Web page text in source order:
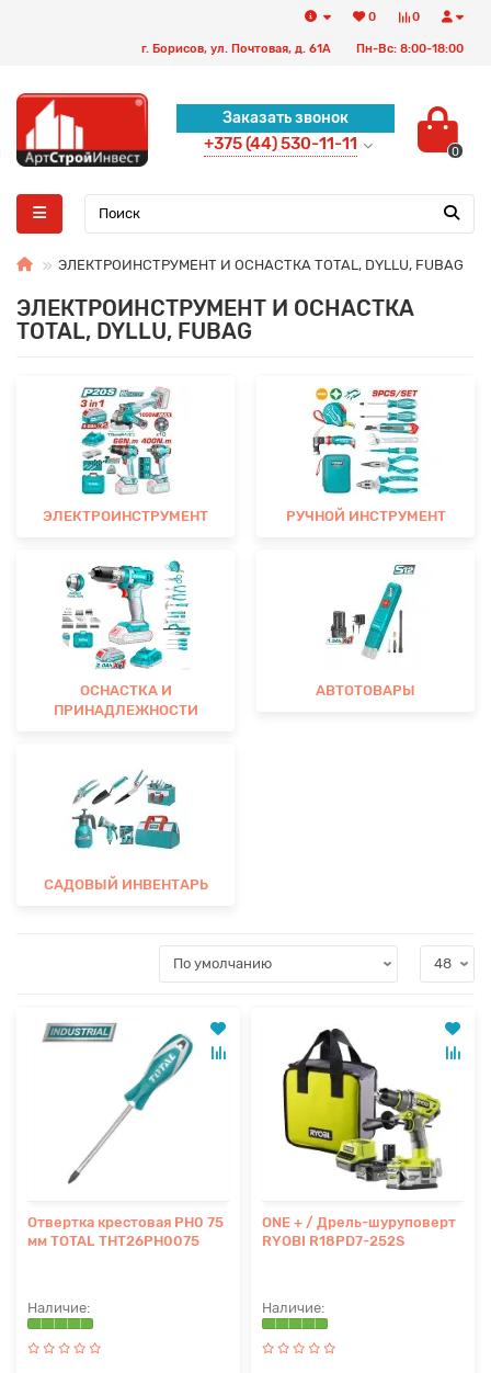
0
0
г. Борисов, ул. Почтовая, д. 61А Пн-Вс: 8:00-18:00
Заказать звонок
+375 (44) 530-11-11 0
ЭЛЕКТРОИНСТРУМЕНТ И ОСНАСТКА TOTAL, DYLLU, FUBAG
ЭЛЕКТРОИНСТРУМЕНТ И ОСНАСТКА
TOTAL, DYLLU, FUBAG
ЭЛЕКТРОИНСТРУМЕНТ РУЧНОЙ ИНСТРУМЕНТ
ОСНАСТКА И
ПРИНАДЛЕЖНОСТИ
АВТОТОВАРЫ
САДОВЫЙ ИНВЕНТАРЬ
Отвертка крестовая PH0 75
мм TOTAL THT26PH0075
ONE + / Дрель-шуруповерт
RYOBI R18PD7-252S